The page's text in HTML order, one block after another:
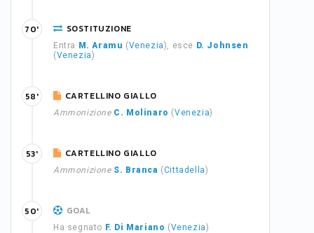
SOSTITUZIONE
Entra M. Aramu (Venezia), esce D. Johnsen
(Venezia)
70'
CARTELLINO GIALLO
Ammonizione C. Molinaro (Venezia)
58'
CARTELLINO GIALLO
Ammonizione S. Branca (Cittadella)
53'
GOAL
Ha segnato F. Di Mariano (Venezia)
50'